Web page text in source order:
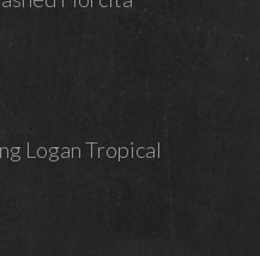
Logan Tropical